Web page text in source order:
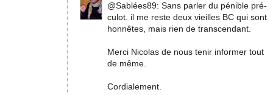
@Sablées89: Sans parler du pénible pré-
culot. il me reste deux vieilles BC qui sont
honnêtes, mais rien de transcendant.
Merci Nicolas de nous tenir informer tout
de même.
Cordialement.